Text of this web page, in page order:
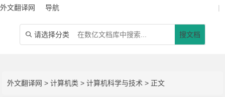
外文翻译网 导航 |
 请选择分类 搜文档
外文翻译网 >计算机类 >计算机科学与技术 > 正文